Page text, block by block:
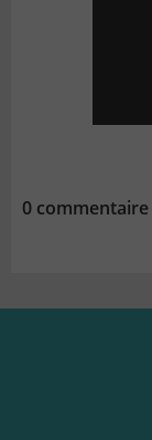
0 commentaire